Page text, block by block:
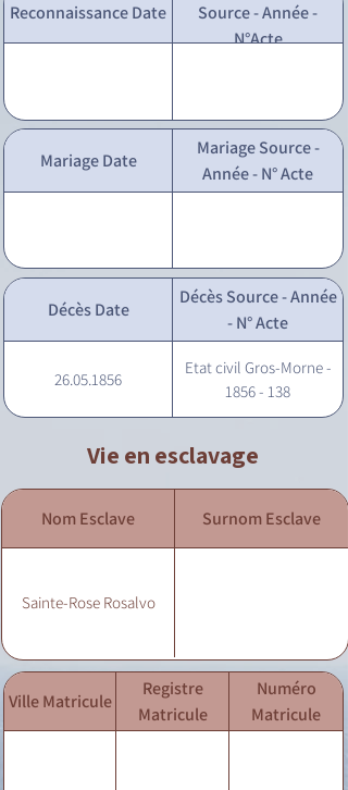
Reconnaissance Date
Source - Année -
N°Acte
Mariage Date
Mariage Source -
Année - N° Acte
Décès Date
Décès Source - Année
- N° Acte
26.05.1856
Etat civil Gros-Morne -
1856 - 138
Vie en esclavage
Nom Esclave Surnom Esclave
Sainte-Rose Rosalvo
Ville Matricule
Registre
Matricule
Numéro
Matricule